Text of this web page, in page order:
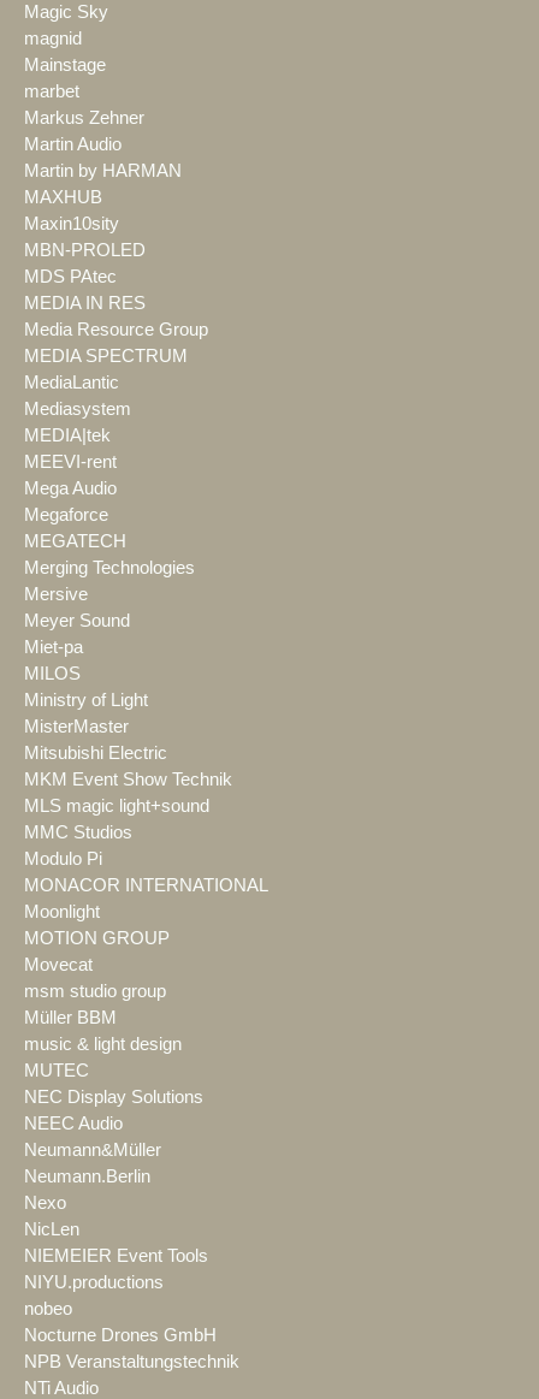
Magic Sky
magnid
Mainstage
marbet
Markus Zehner
Martin Audio
Martin by HARMAN
MAXHUB
Maxin10sity
MBN-PROLED
MDS PAtec
MEDIA IN RES
Media Resource Group
MEDIA SPECTRUM
MediaLantic
Mediasystem
MEDIA|tek
MEEVI-rent
Mega Audio
Megaforce
MEGATECH
Merging Technologies
Mersive
Meyer Sound
Miet-pa
MILOS
Ministry of Light
MisterMaster
Mitsubishi Electric
MKM Event Show Technik
MLS magic light+sound
MMC Studios
Modulo Pi
MONACOR INTERNATIONAL
Moonlight
MOTION GROUP
Movecat
msm studio group
Müller BBM
music & light design
MUTEC
NEC Display Solutions
NEEC Audio
Neumann&Müller
Neumann.Berlin
Nexo
NicLen
NIEMEIER Event Tools
NIYU.productions
nobeo
Nocturne Drones GmbH
NPB Veranstaltungstechnik
NTi Audio